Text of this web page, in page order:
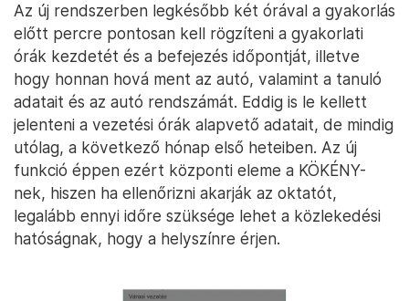
Az új rendszerben legkésőbb két órával a gyakorlás
előtt percre pontosan kell rögzíteni a gyakorlati
órák kezdetét és a befejezés időpontját, illetve
hogy honnan hová ment az autó, valamint a tanuló
adatait és az autó rendszámát. Eddig is le kellett
jelenteni a vezetési órák alapvető adatait, de mindig
utólag, a következő hónap első heteiben. Az új
funkció éppen ezért központi eleme a KÖKÉNY-
nek, hiszen ha ellenőrizni akarják az oktatót,
legalább ennyi időre szüksége lehet a közlekedési
hatóságnak, hogy a helyszínre érjen.